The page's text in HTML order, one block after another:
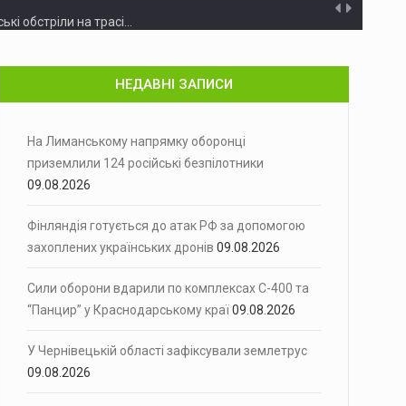
напад із застосуванням…
додаткові 30…
команда чернівецької "Буковини" здобула…
напрямку українські оборонці…
Федерація може використати здобуті…
НЕДАВНІ ЗАПИСИ
На Лиманському напрямку оборонці
приземлили 124 російські безпілотники
09.08.2026
Фінляндія готується до атак РФ за допомогою
захоплених українських дронів 09.08.2026
Сили оборони вдарили по комплексах С-400 та
“Панцир” у Краснодарському краї09.08.2026
У Чернівецькій області зафіксували землетрус
09.08.2026